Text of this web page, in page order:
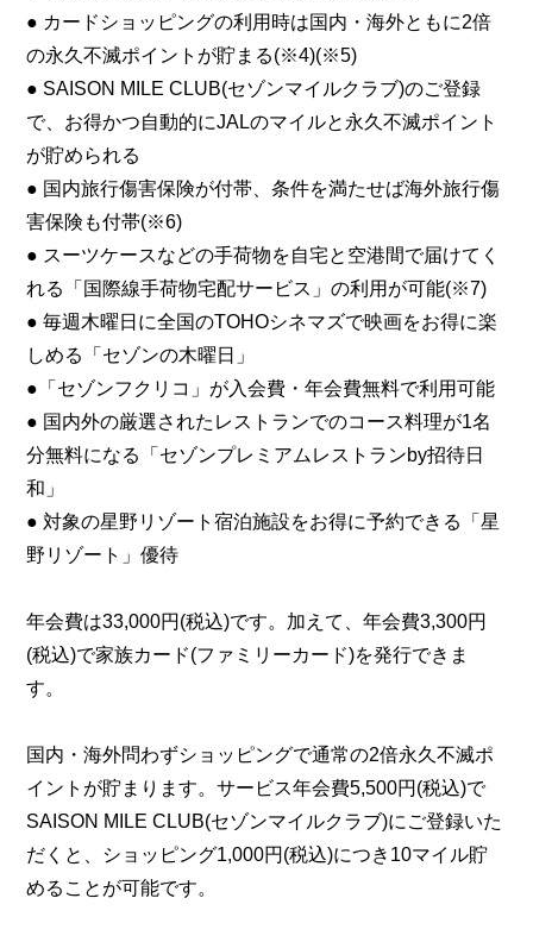
● カードショッピングの利用時は国内・海外ともに2倍
の永久不滅ポイントが貯まる(※4)(※5)
● SAISON MILE CLUB(セゾンマイルクラブ)のご登録
で、お得かつ自動的にJALのマイルと永久不滅ポイント
が貯められる
● 国内旅行傷害保険が付帯、条件を満たせば海外旅行傷
害保険も付帯(※6)
● スーツケースなどの手荷物を自宅と空港間で届けてく
れる「国際線手荷物宅配サービス」の利用が可能(※7)
● 毎週木曜日に全国のTOHOシネマズで映画をお得に楽
しめる「セゾンの木曜日」
●「セゾンフクリコ」が入会費・年会費無料で利用可能
● 国内外の厳選されたレストランでのコース料理が1名
分無料になる「セゾンプレミアムレストランby招待日
和」
● 対象の星野リゾート宿泊施設をお得に予約できる「星
野リゾート」優待
年会費は33,000円(税込)です。加えて、年会費3,300円
(税込)で家族カード(ファミリーカード)を発行できま
す。
国内・海外問わずショッピングで通常の2倍永久不滅ポ
イントが貯まります。サービス年会費5,500円(税込)で
SAISON MILE CLUB(セゾンマイルクラブ)にご登録いた
だくと、ショッピング1,000円(税込)につき10マイル貯
めることが可能です。